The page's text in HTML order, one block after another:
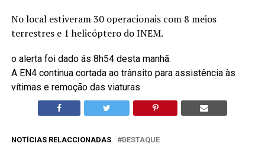
No local estiveram 30 operacionais com 8 meios
terrestres e 1 helicóptero do INEM.
o alerta foi dado ás 8h54 desta manhã.
A EN4 continua cortada ao trânsito para assistência às
vítimas e remoção das viaturas.
NOTÍCIAS RELACCIONADAS DESTAQUE